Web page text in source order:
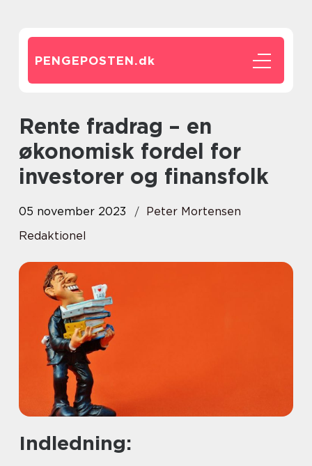
PENGEPOSTEN.dk
Rente fradrag – en
økonomisk fordel for
investorer og finansfolk
05 november 2023
Peter Mortensen
Redaktionel
Indledning: